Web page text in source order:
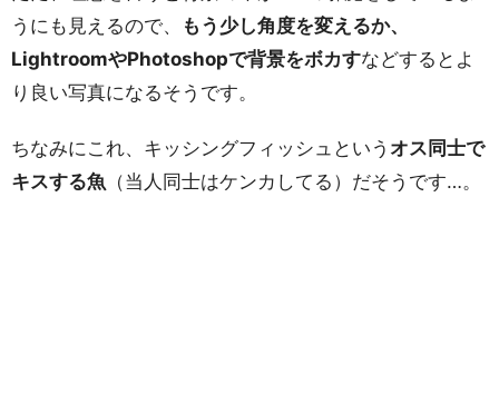
うにも見えるので、
もう少し角度を変えるか、
LightroomやPhotoshopで背景をボカすなどするとよ
り良い写真になるそうです。
ちなみにこれ、キッシングフィッシュという オス同士で
キスする魚 （当人同士はケンカしてる）だそうです…。